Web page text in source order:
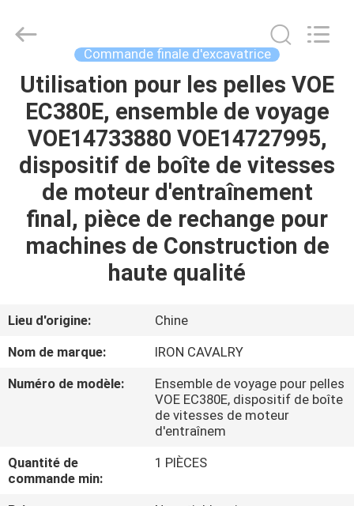
APERÇU
PRODUITS
VIDÉOS
VR
SHOW
A
PROPOS
NOUS
D'USINE
Machinery
Commande finale d'excavatrice
Utilisation pour les pelles VOE
EC380E, ensemble de voyage
VOE14733880 VOE14727995,
dispositif de boîte de vitesses
de moteur d'entraînement
final, pièce de rechange pour
machines de Construction de
haute qualité
Lieu d'origine:
Chine
Nom de marque:
IRON CAVALRY
Numéro de modèle:
Ensemble de voyage pour pelles
VOE EC380E, dispositif de boîte
de vitesses de moteur
d'entraînem
Quantité de
commande min:
1 PIÈCES